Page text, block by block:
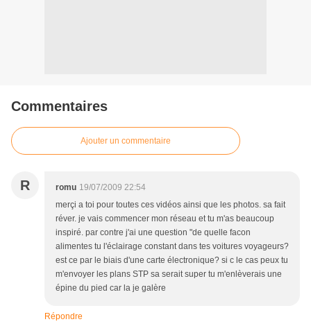
Commentaires
Ajouter un commentaire
R romu 19/07/2009 22:54
merçi a toi pour toutes ces vidéos ainsi que les photos. sa fait
réver. je vais commencer mon réseau et tu m'as beaucoup
inspiré. par contre j'ai une question "de quelle facon
alimentes tu l'éclairage constant dans tes voitures voyageurs?
est ce par le biais d'une carte électronique? si c le cas peux tu
m'envoyer les plans STP sa serait super tu m'enlèverais une
épine du pied car la je galère
Répondre